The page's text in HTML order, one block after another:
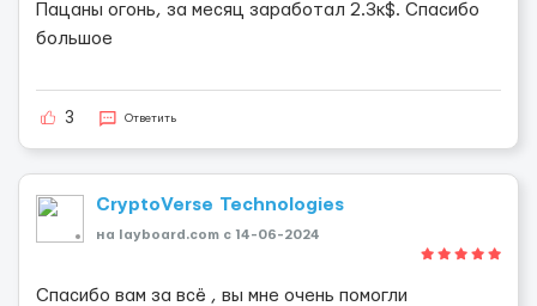
Пацаны огонь, за месяц заработал 2.3к$. Спасибо
большое
3 Ответить
CryptoVerse Technologies
на layboard.com c 14-06-2024
Спасибо вам за всё , вы мне очень помогли